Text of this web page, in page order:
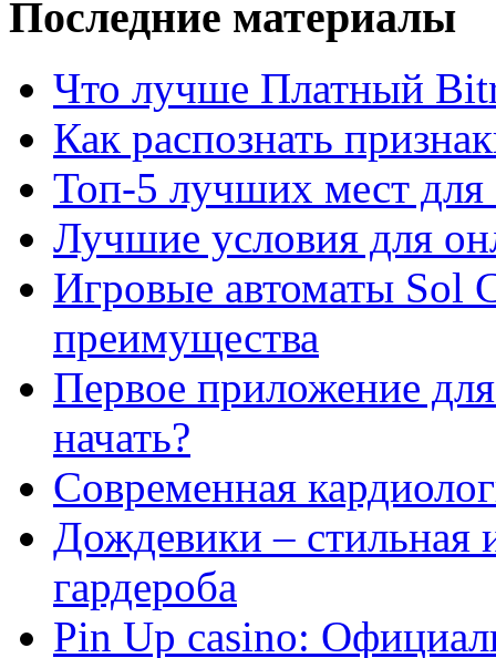
Последние материалы
Что лучше Платный
Как распознать
Топ-5 лучших мест для
Лучшие условия для
Игровые автоматы Sol
преимущества
Первое приложение
начать?
Современная
Дождевики – стильная
гардероба
Pin Up casino: